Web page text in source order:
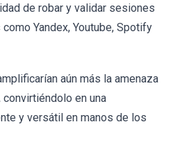
de robar y validar sesiones
Yandex, Youtube, Spotify
aún más la amenaza
en una
y versátil en manos de los